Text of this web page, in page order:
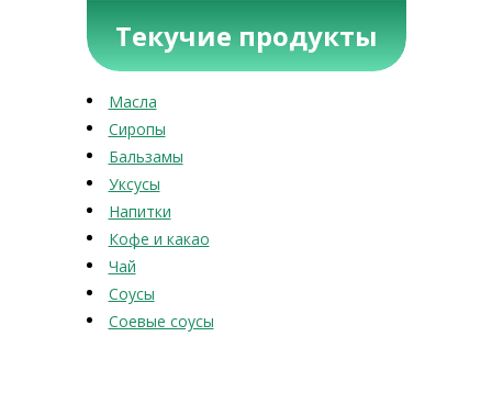
Текучие продукты
Масла
Сиропы
Бальзамы
Уксусы
Напитки
Кофе и какао
Чай
Соусы
Соевые соусы